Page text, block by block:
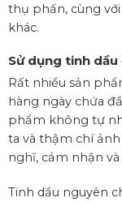
thụ phấn, cùng
khác.
Sử dụng tinh
Rất nhiều sản
hàng ngày chứa
phẩm không tự
ta và thậm chí
nghĩ, cảm nhận và
Tinh dầu nguyên